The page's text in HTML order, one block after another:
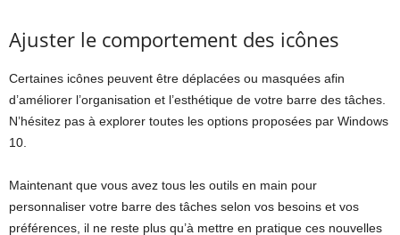
Ajuster le comportement des icônes
Certaines icônes peuvent être déplacées ou masquées afin
d’améliorer l’organisation et l’esthétique de votre barre des tâches.
N’hésitez pas à explorer toutes les options proposées par Windows
10.
Maintenant que vous avez tous les outils en main pour
personnaliser votre barre des tâches selon vos besoins et vos
préférences, il ne reste plus qu’à mettre en pratique ces nouvelles